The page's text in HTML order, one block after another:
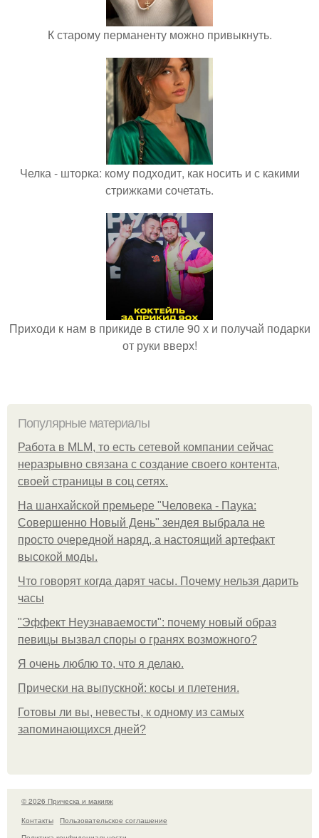
К старому перманенту можно привыкнуть.
Челка - шторка: кому подходит, как носить и с какими
стрижками сочетать.
Приходи к нам в прикиде в стиле 90 х и получай подарки
от руки вверх!
Популярные материалы
Работа в MLM, то есть сетевой компании сейчас
неразрывно связана с создание своего контента,
своей страницы в соц сетях.
На шанхайской премьере "Человека - Паука:
Совершенно Новый День" зендея выбрала не
просто очередной наряд, а настоящий артефакт
высокой моды.
Что говорят когда дарят часы. Почему нельзя дарить
часы
"Эффект Неузнаваемости": почему новый образ
певицы вызвал споры о гранях возможного?
Я очень люблю то, что я делаю.
Прически на выпускной: косы и плетения.
Готовы ли вы, невесты, к одному из самых
запоминающихся дней?
© 2026 Прическа и макияж
Контакты
Пользовательское соглашение